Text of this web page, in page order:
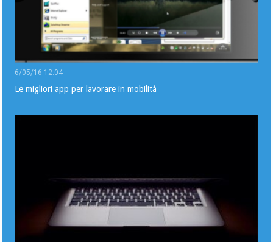
6/05/16 12:04
Le migliori app per lavorare in mobilità